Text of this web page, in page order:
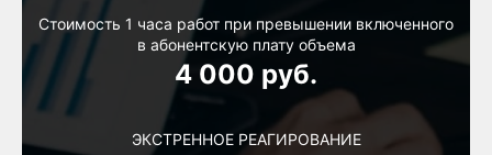
Стоимость 1 часа работ при превышении включенного
в абонентскую плату объема
4 000 руб.
ЭКСТРЕННОЕ РЕАГИРОВАНИЕ